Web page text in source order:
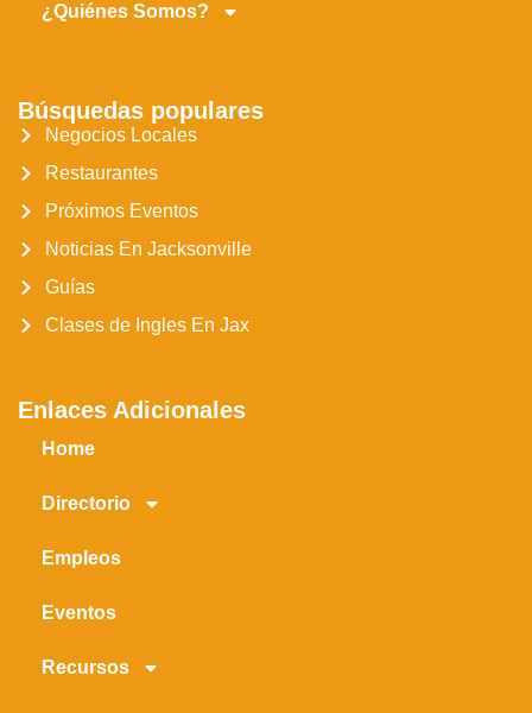
¿Quiénes Somos?
Búsquedas populares
Negocios Locales
Restaurantes
Próximos Eventos
Noticias En Jacksonville
Guías
Clases de Ingles En Jax
Enlaces Adicionales
Home
Directorio
Empleos
Eventos
Recursos